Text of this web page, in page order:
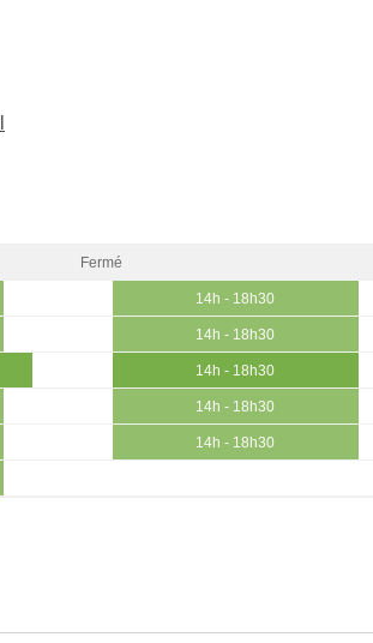
Fermé
14h - 18h30
14h - 18h30
14h - 18h30
14h - 18h30
14h - 18h30